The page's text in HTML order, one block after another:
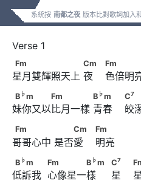
系統按 南都之夜 版本比對歌詞加入
Fm　　　　　　　      Cm　
Fm Cm Fm
星月雙輝照天上 夜    色倍明
B♭m　　　　Fm　　　　
C 7
B ♭m Fm B ♭m C7
妹你又以比月一樣 青春    皎
Fm　　　　      　　Cm　
Fm Cm Fm
哥哥心中 是否愛    明亮
B♭m　　　            Fm　　
C
7
B ♭m Fm B ♭m C7
低訴我  心像星一樣     星